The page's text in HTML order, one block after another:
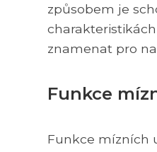
způsobem je
znamenat pro
Funkce
Funkce mízních